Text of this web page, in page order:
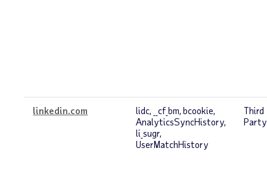
linkedin.com
lidc, __cf_bm, bcookie,
AnalyticsSyncHistory,
li_sugr,
UserMatchHistory
Third
Party